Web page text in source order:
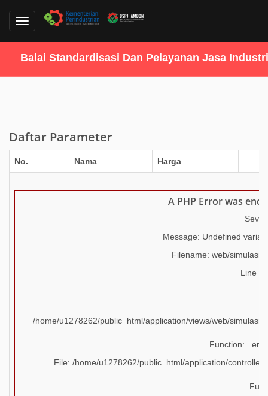
Toggle
Balai Standardisasi Dan Pelayanan Jasa Industri
Daftar Parameter
No. Nama Harga
A PHP Error was
Message: Undefined
Filename: web/
Line
/home/u1278262/public_html/application/views/web/
Function:
File: /home/u1278262/public_html/application/